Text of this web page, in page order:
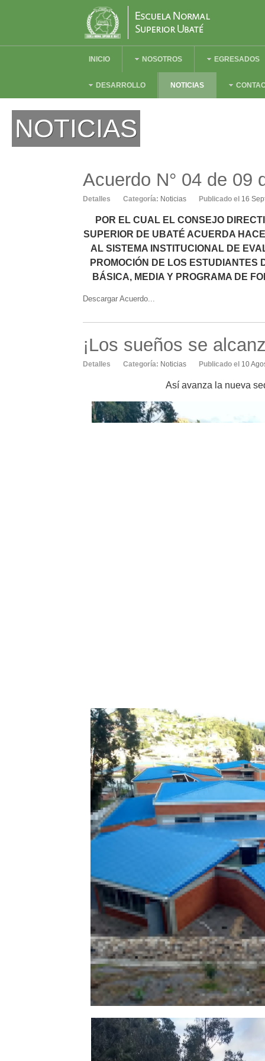
INICIO NOSOTROS EGRESADOS
DESARROLLO NOTICIAS
NOTICIAS
Acuerdo N° 04 de 09
Detalles Categoría: Noticias Publicado el 16
POR EL CUAL EL CONSEJO
SUPERIOR DE UBATÉ ACUERDA
AL SISTEMA INSTITUCIONAL DE
PROMOCIÓN DE LOS ESTUDIANTES
BÁSICA, MEDIA Y PROGRAMA DE
Descargar Acuerdo...
PROGRAMA
COMPLEMENTARIA.
¡Los sueños se
Detalles Categoría: Noticias Publicado el 10
Así avanza la nueva